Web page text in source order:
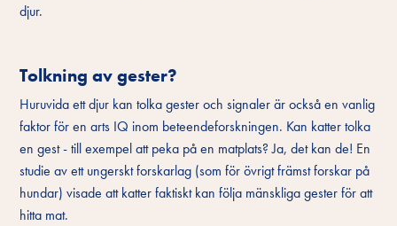
djur.
Tolkning av gester?
Huruvida ett djur kan tolka gester och signaler är också en vanlig
faktor för en arts IQ inom beteendeforskningen. Kan katter tolka
en gest - till exempel att peka på en matplats? Ja, det kan de! En
studie av ett ungerskt forskarlag (som för övrigt främst forskar på
hundar) visade att katter faktiskt kan följa mänskliga gester för att
hitta mat.